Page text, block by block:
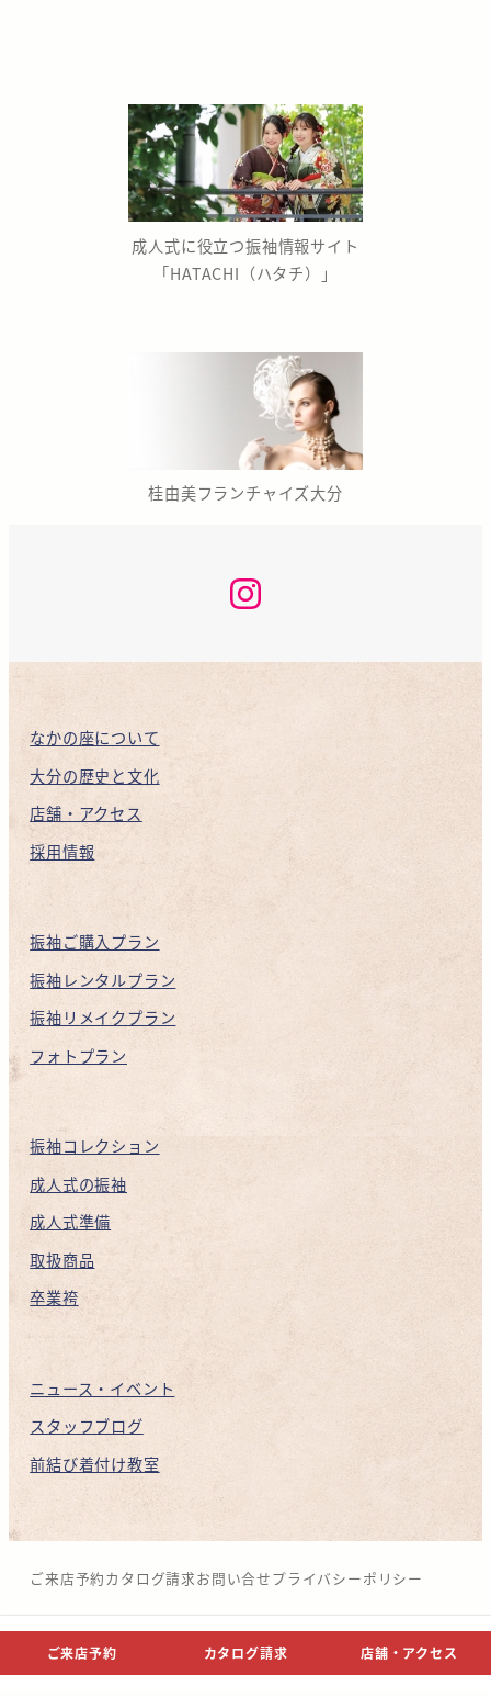
成人式に役立つ振袖情報サイト
「HATACHI（ハタチ）」
桂由美フランチャイズ大分
な
か
く
なかの座について
大分の歴史と文化
店舗・アクセス
採用情報
振袖ご購入プラン
振袖レンタルプラン
振袖リメイクプラン
フォトプラン
振袖コレクション
成人式の振袖
成人式準備
取扱商品
卒業袴
ニュース・イベント
スタッフブログ
前結び着付け教室
ご来店予約カタログ請求お問い合せプライバシーポリシー
© NAKANOZA CO,.LTD.
ご来店予約 カタログ請求 店舗・アクセス